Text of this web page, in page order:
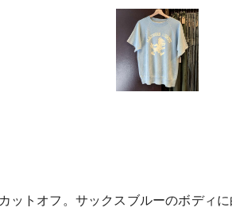
ットオフ。サックスブルーのボディ